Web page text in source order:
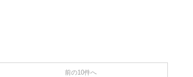
前の10件へ